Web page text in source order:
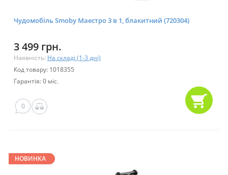
Чудомобіль Smoby Маестро 3 в 1, блакитний (720304)
3 499 грн.
Наявність: На складі (1-3 дні)
Код товару: 1018355
Гарантія: 0 міс.
0
НОВИНКА